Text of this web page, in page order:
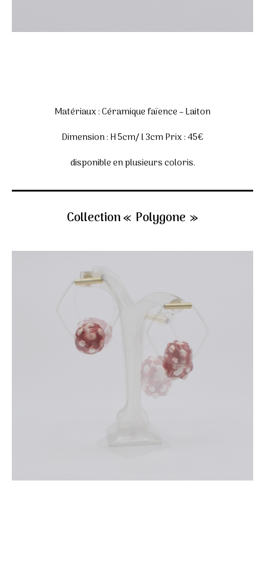
Matériaux : Céramique faïence – Laiton
Dimension : H 5cm/ l 3cm Prix : 45€
disponible en plusieurs coloris.
Collection « Polygone »